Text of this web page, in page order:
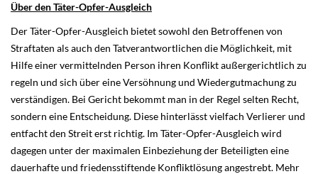
Über den Täter-Opfer-Ausgleich
Der Täter-Opfer-Ausgleich bietet sowohl den Betroffenen von
Straftaten als auch den Tatverantwortlichen die Möglichkeit, mit
Hilfe einer vermittelnden Person ihren Konflikt außergerichtlich zu
regeln und sich über eine Versöhnung und Wiedergutmachung zu
verständigen. Bei Gericht bekommt man in der Regel selten Recht,
sondern eine Entscheidung. Diese hinterlässt vielfach Verlierer und
entfacht den Streit erst richtig. Im Täter-Opfer-Ausgleich wird
dagegen unter der maximalen Einbeziehung der Beteiligten eine
dauerhafte und friedensstiftende Konfliktlösung angestrebt. Mehr